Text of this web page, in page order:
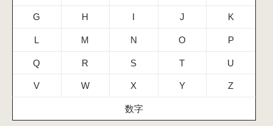
G H I J K
L M N O P
Q R S T U
V W X Y Z
数字